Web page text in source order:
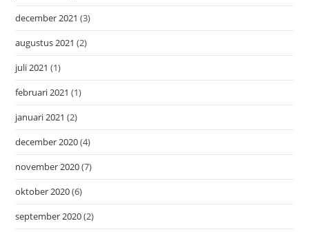
december 2021 (3)
augustus 2021 (2)
juli 2021 (1)
februari 2021 (1)
januari 2021 (2)
december 2020(4)
november 2020(7)
oktober 2020(6)
september 2020(2)